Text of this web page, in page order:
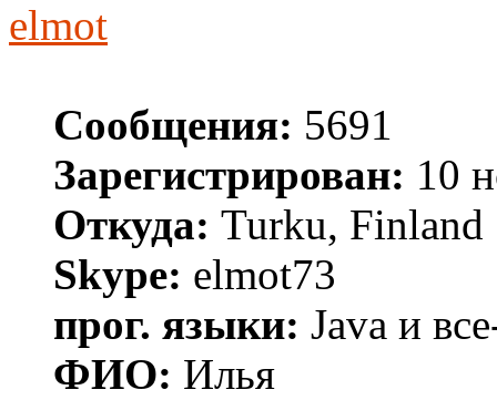
elmot
Сообщения: 5691
Зарегистрирован: 10
Откуда: Turku, Finland
Skype: elmot73
прог. языки: Java и
ФИО: Илья